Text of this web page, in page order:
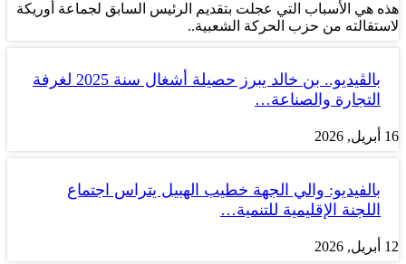
هذه هي الأسباب التي عجلت بتقديم الرئيس السابق لجماعة أوريكة
لاستقالته من حزب الحركة الشعبية..
بالڤيديو.. بن خالد يبرز حصيلة أشغال سنة 2025 لغرفة
التجارة والصناعة…
16 أبريل, 2026
بالفيديو: والي الجهة خطيب الهبيل يتراس اجتماع
اللجنة الإقليمية للتنمية…
12 أبريل, 2026